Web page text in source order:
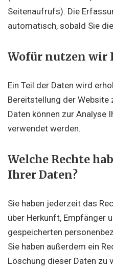
Seitenaufrufs). Die
automatisch, sobald Sie
Wofür nutzen wir
Ein Teil der Daten wird
Bereitstellung der Website
Daten können zur Analyse
verwendet werden.
Welche Rechte
Ihrer Daten?
Sie haben jederzeit das
über Herkunft, Empfänger
gespeicherten
Sie haben außerdem ein
Löschung dieser Daten zu